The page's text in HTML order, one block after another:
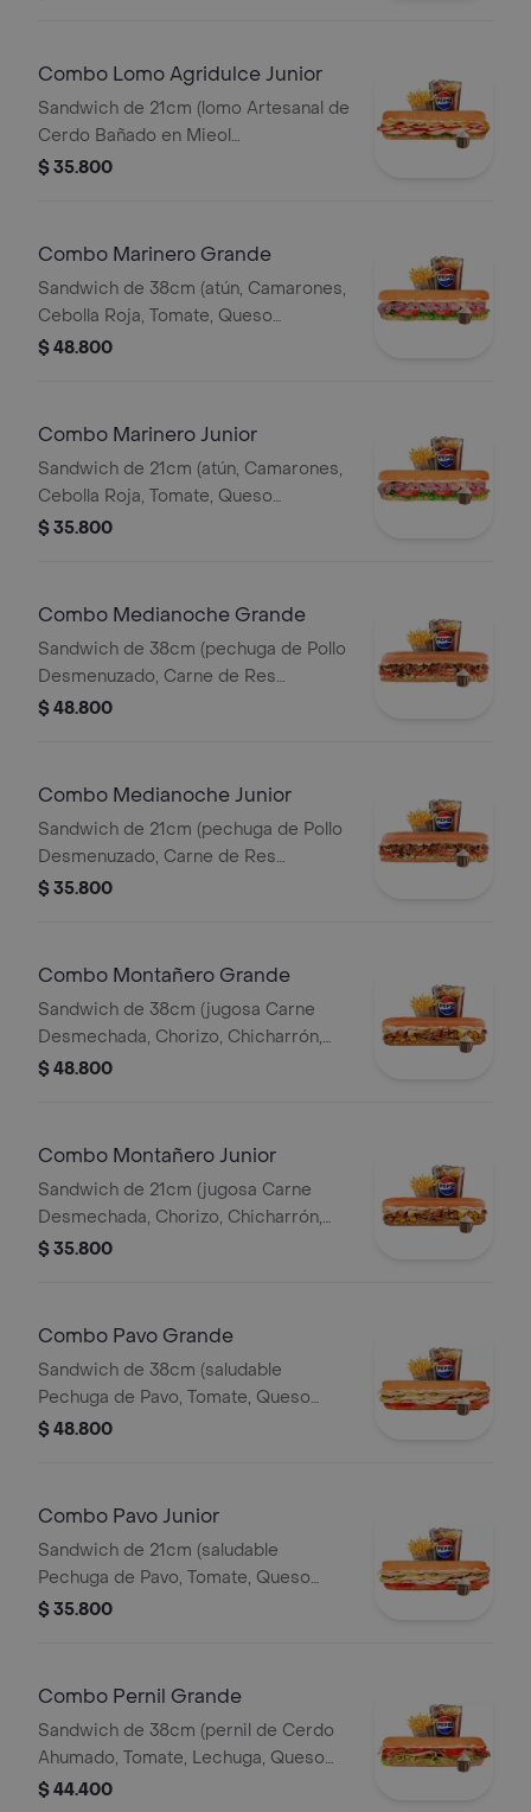
Combo Lomo Agridulce Junior
Sandwich de 21cm (lomo Artesanal de
Cerdo Bañado en Mieol
Mostaza,queso
$ 35.800
Combo Marinero Grande
Sandwich de 38cm (atún, Camarones,
Cebolla Roja, Tomate, Queso
Mozzareila, Lechuga y Salsa de Ajo)
$ 48.800
Combo Marinero Junior
Sandwich de 21cm (atún, Camarones,
Cebolla Roja, Tomate, Queso
Mozzareila, Lechuga y Salsa de Ajo)
$ 35.800
Combo Medianoche Grande
Sandwich de 38cm (pechuga de Pollo
Desmenuzado, Carne de Res
Desmechada, Tomate, Lechuga,
Pet400ml.
$ 48.800
Combo Medianoche Junior
Sandwich de 21cm (pechuga de Pollo
Desmenuzado, Carne de Res
Desmechada, Tomate, Lechuga,
Pet400ml.
$ 35.800
Combo Montañero Grande
Sandwich de 38cm (jugosa Carne
Desmechada, Chorizo, Chicharrón,
Lechuga, Queso Mozarella, Madurito y
$ 48.800
Combo Montañero Junior
Sandwich de 21cm (jugosa Carne
Desmechada, Chorizo, Chicharrón,
Lechuga, Queso Mozarella, Madurito y
$ 35.800
Combo Pavo Grande
Sandwich de 38cm (saludable
Pechuga de Pavo, Tomate, Queso
Mozzarella, Lechuga y Salsa de Ajo)
$ 48.800
Combo Pavo Junior
Sandwich de 21cm (saludable
Pechuga de Pavo, Tomate, Queso
Mozzarella, Lechuga y Salsa de Ajo)
$ 35.800
Combo Pernil Grande
Sandwich de 38cm (pernil de Cerdo
Ahumado, Tomate, Lechuga, Queso
Mozzarella y Salsa de Ajo) Papa
$ 44.400